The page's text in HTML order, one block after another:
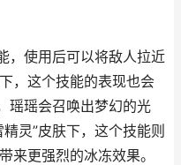
，使用后可以将敌人拉近
，这个技能的表现也会
瑶瑶会召唤出梦幻的光
灵”皮肤下，这个技能则
来更强烈的冰冻效果。